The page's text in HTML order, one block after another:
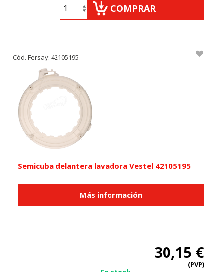
COMPRAR
Semicuba delantera lavadora Vestel 42105195
30,15 €
(PVP)
Cód. Fersay: 42105195